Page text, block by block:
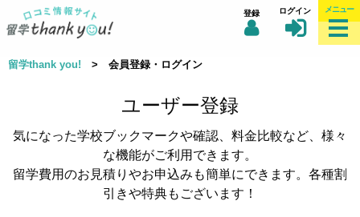
登録 ログイン メニュー
留学thank you! > 会員登録・ログイン
ユーザー登録
気になった学校ブックマークや確認、料金比較など、様々
な機能がご利用できます。
留学費用のお見積りやお申込みも簡単にできます。各種割
引きや特典もございます！